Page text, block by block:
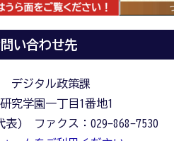
い合わせ先
デジタル政策課
究学園一丁目1番地1
表) ファクス：029-868-7530